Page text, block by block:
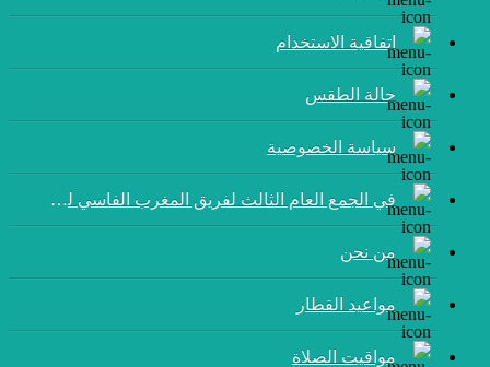
اتفاقية الاستخدام
حالة الطقس
سياسة الخصوصية
في الجمع العام الثالث لفريق المغرب الفاسي لكرة القدم:
من نحن
مواعيد القطار
مواقيت الصلاة